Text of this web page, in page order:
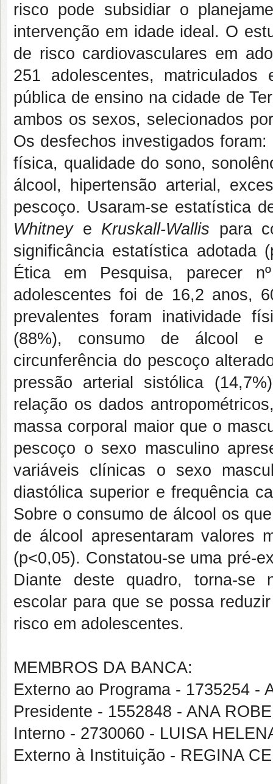
risco pode subsidiar o
intervenção em idade ideal. O
de risco cardiovasculares em
251 adolescentes,
pública de ensino na cidade de
ambos os sexos, selecionados
Os desfechos investigados
física, qualidade do sono,
álcool, hipertensão arterial,
pescoço. Usaram-se estatística
Whitneye Kruskall-Wallis para
significância estatística adotada
Ética em Pesquisa, parecer
adolescentes foi de 16,2 anos,
prevalentes foram inatividade
(88%), consumo de álcool e
circunferência do pescoço
pressão arterial sistólica
relação os dados
massa corporal maior que o
pescoço o sexo masculino
variáveis clínicas o sexo
diastólica superior e frequência
Sobre o consumo de álcool os
de álcool apresentaram valores
(p<0,05). Constatou-se uma pré-
Diante deste quadro, torna-se
escolar para que se possa
risco em adolescentes.
MEMBROS DA BANCA:
Externo ao Programa - 1735254 -
Presidente - 1552848 - ANA
Interno - 2730060 - LUISA
Externo à Instituição - REGINA